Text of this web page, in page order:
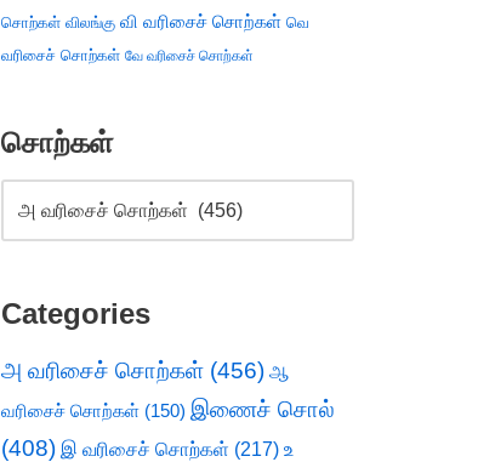
சொற்கள் விலங்கு வி வரிசைச் சொற்கள் வெ
வரிசைச் சொற்கள் வே வரிசைச் சொற்கள்
சொற்கள்
Categories
அ வரிசைச் சொற்கள் (456) ஆ
வரிசைச் சொற்கள் (150) இணைச் சொல்
(408) இ வரிசைச் சொற்கள் (217) உ